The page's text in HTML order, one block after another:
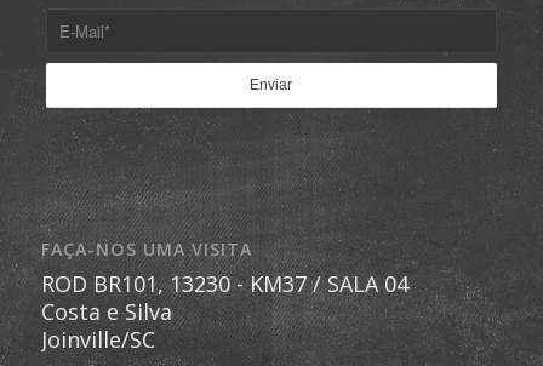
FAÇA-NOS UMA VISITA
ROD BR101, 13230 - KM37 / SALA 04
Costa e Silva
Joinville/SC